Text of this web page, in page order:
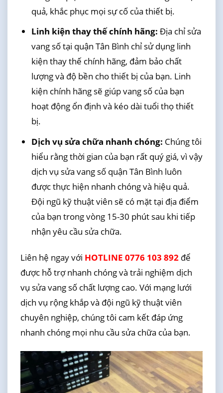
quả, khắc phục mọi sự cố của thiết bị.
Linh kiện thay thế chính hãng: Địa chỉ sửa
vang số tại quận Tân Bình chỉ sử dụng linh
kiện thay thế chính hãng, đảm bảo chất
lượng và độ bền cho thiết bị của bạn. Linh
kiện chính hãng sẽ giúp vang số của bạn
hoạt động ổn định và kéo dài tuổi thọ thiết
bị.
Dịch vụ sửa chữa nhanh chóng: Chúng tôi
hiểu rằng thời gian của bạn rất quý giá, vì vậy
dịch vụ sửa vang số quận Tân Bình luôn
được thực hiện nhanh chóng và hiệu quả.
Đội ngũ kỹ thuật viên sẽ có mặt tại địa điểm
của bạn trong vòng 15-30 phút sau khi tiếp
nhận yêu cầu sửa chữa.
Liên hệ ngay với HOTLINE 0776 103 892để
được hỗ trợ nhanh chóng và trải nghiệm dịch
vụ sửa vang số chất lượng cao. Với mạng lưới
dịch vụ rộng khắp và đội ngũ kỹ thuật viên
chuyên nghiệp, chúng tôi cam kết đáp ứng
nhanh chóng mọi nhu cầu sửa chữa của bạn.